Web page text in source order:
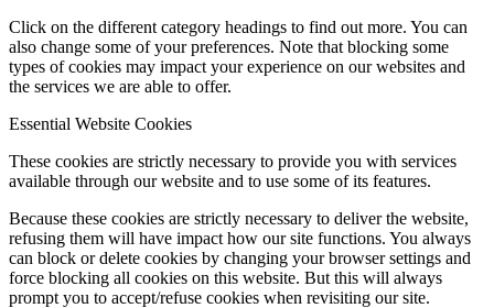
Click on the different category headings to find out more. You can
also change some of your preferences. Note that blocking some
types of cookies may impact your experience on our websites and
the services we are able to offer.
Essential Website Cookies
These cookies are strictly necessary to provide you with services
available through our website and to use some of its features.
Because these cookies are strictly necessary to deliver the website,
refusing them will have impact how our site functions. You always
can block or delete cookies by changing your browser settings and
force blocking all cookies on this website. But this will always
prompt you to accept/refuse cookies when revisiting our site.